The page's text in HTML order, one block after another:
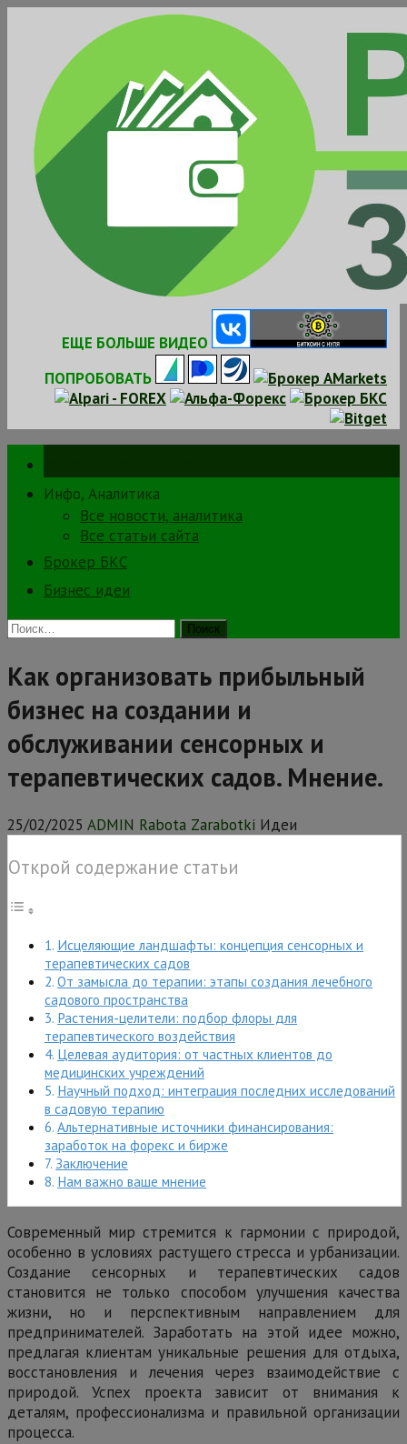
ЕЩЕ БОЛЬШЕ ВИДЕО
ПОПРОБОВАТЬ
Инфо, Аналитика
Все новости, аналитика
Все статьи сайта
Брокер БКС
Бизнес идеи
Найти:
Как организовать прибыльный
бизнес на создании и
обслуживании сенсорных и
терапевтических садов. Мнение.
25/02/2025 ADMIN Rabota Zarabotki Идеи
Открой содержание статьи
Исцеляющие ландшафты: концепция сенсорных и
терапевтических садов
От замысла до терапии: этапы создания лечебного
садового пространства
Растения-целители: подбор флоры для
терапевтического воздействия
Целевая аудитория: от частных клиентов до
медицинских учреждений
Научный подход: интеграция последних исследований
в садовую терапию
Альтернативные источники финансирования:
заработок на форекс и бирже
Заключение
Нам важно ваше мнение
Современный мир стремится к гармонии с природой,
особенно в условиях растущего стресса и урбанизации.
Создание сенсорных и терапевтических садов
становится не только способом улучшения качества
жизни, но и перспективным направлением для
предпринимателей. Заработать на этой идее можно,
предлагая клиентам уникальные решения для отдыха,
восстановления и лечения через взаимодействие с
природой. Успех проекта зависит от внимания к
деталям, профессионализма и правильной организации
процесса.